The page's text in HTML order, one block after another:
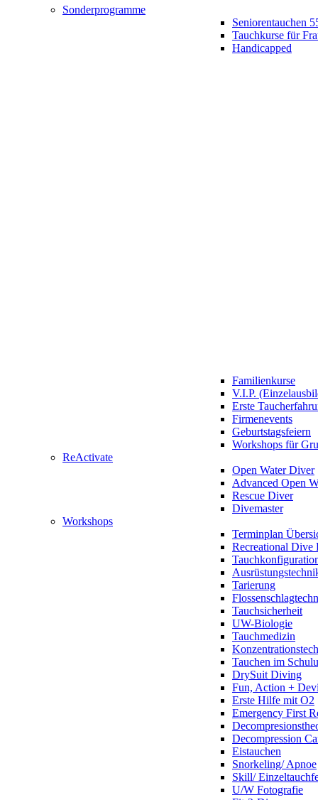
Sonderprogramme
Seniorentauchen
Tauchkurse für
Handicapped
Familienkurse
V.I.P.
Erste
Firmenevents
Geburtstagsfeiern
Workshops für
ReActivate
Open Water Diver
Advanced Open
Rescue Diver
Divemaster
Workshops
Terminplan
Recreational Dive
Tarierung
Tauchsicherheit
UW-Biologie
Tauchmedizin
Tauchen im
DrySuit Diving
Fun, Action +
Erste Hilfe mit O2
Emergency First
Decompression
Eistauchen
Snorkeling/ Apnoe
Skill/
U/W Fotografie